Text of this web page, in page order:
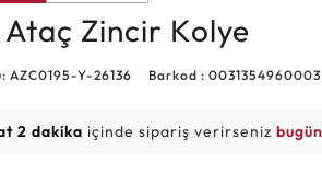
Ataç Zincir Kolye
AZC0195-Y-26136 Barkod : 0031354960003
2 dakika içinde sipariş verirseniz